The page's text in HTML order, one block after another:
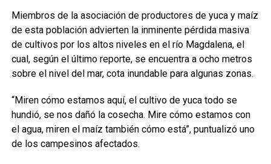
Miembros de la asociación de productores de yuca y maíz
de esta población advierten la inminente pérdida masiva
de cultivos por los altos niveles en el río Magdalena, el
cual, según el último reporte, se encuentra a ocho metros
sobre el nivel del mar, cota inundable para algunas zonas.
“Miren cómo estamos aquí, el cultivo de yuca todo se
hundió, se nos dañó la cosecha. Mire cómo estamos con
el agua, miren el maíz también cómo está”, puntualizó uno
de los campesinos afectados.